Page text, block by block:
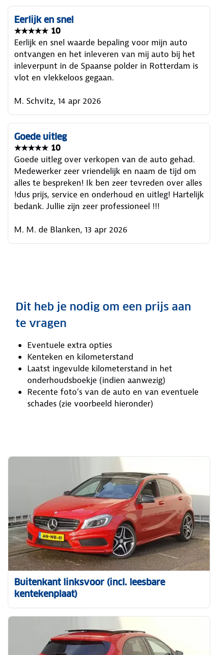
Eerlijk en snel
★★★★★ 10
Eerlijk en snel waarde bepaling voor mijn auto
ontvangen en het inleveren van mij auto bij het
inleverpunt in de Spaanse polder in Rotterdam is
vlot en vlekkeloos gegaan.
M. Schvitz, 14 apr 2026
Goede uitleg
★★★★★ 10
Goede uitleg over verkopen van de auto gehad.
Medewerker zeer vriendelijk en naam de tijd om
alles te bespreken! Ik ben zeer tevreden over alles
!dus prijs, service en onderhoud en uitleg! Hartelijk
bedank. Jullie zijn zeer professioneel !!!
M. M. de Blanken, 13 apr 2026
Dit heb je nodig om een prijs aan
te vragen
Eventuele extra opties
Kenteken en kilometerstand
Laatst ingevulde kilometerstand in het
onderhoudsboekje (indien aanwezig)
Recente foto’s van de auto en van eventuele
schades (zie voorbeeld hieronder)
Buitenkant linksvoor (incl. leesbare
kentekenplaat)